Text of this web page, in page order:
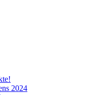
2024